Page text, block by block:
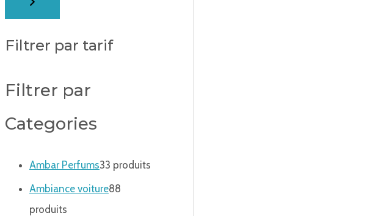
Filtrer par tarif
Filtrer par
Categories
Ambar Perfums33 produits
Ambiance voiture88
produits